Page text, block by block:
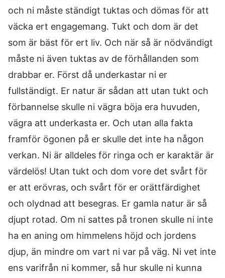
och ni måste ständigt tuktas och dömas för att
väcka ert engagemang. Tukt och dom är det
som är bäst för ert liv. Och när så är nödvändigt
måste ni även tuktas av de förhållanden som
drabbar er. Först då underkastar ni er
fullständigt. Er natur är sådan att utan tukt och
förbannelse skulle ni vägra böja era huvuden,
vägra att underkasta er. Och utan alla fakta
framför ögonen på er skulle det inte ha någon
verkan. Ni är alldeles för ringa och er karaktär är
värdelös! Utan tukt och dom vore det svårt för
er att erövras, och svårt för er orättfärdighet
och olydnad att besegras. Er gamla natur är så
djupt rotad. Om ni sattes på tronen skulle ni inte
ha en aning om himmelens höjd och jordens
djup, än mindre om vart ni var på väg. Ni vet inte
ens varifrån ni kommer, så hur skulle ni kunna